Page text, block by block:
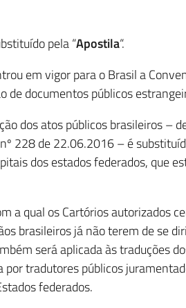
pela “Apostila“.
em vigor para o Brasil a
de documentos públicos
dos atos públicos brasileiros –
228 de 22.06.2016 – é
dos estados federados, que
a qual os Cartórios autorizados
brasileiros já não terem de se
será aplicada às traduções
por tradutores públicos
federados.